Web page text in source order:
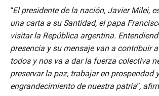
“El presidente de la nación, Javier Milei,
una carta a su Santidad, el papa
visitar la República argentina.
presencia y su mensaje van a contribuir
todos y nos va a dar la fuerza colectiva
preservar la paz, trabajar en prosperidad
engrandecimiento de nuestra patria”,